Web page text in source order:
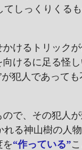
しっくりくる
かけるトリック
けるに足る怪
犯人であって
ので、その犯人
れる神山樹の人
を“作っている”